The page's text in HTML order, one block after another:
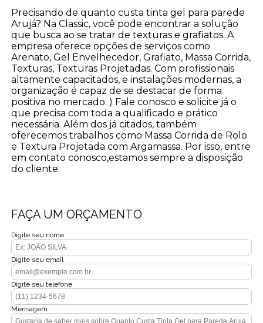
Precisando de quanto custa tinta gel para parede
Arujá? Na Classic, você pode encontrar a solução
que busca ao se tratar de texturas e grafiatos. A
empresa oferece opções de serviços como
Arenato, Gel Envelhecedor, Grafiato, Massa Corrida,
Texturas, Texturas Projetadas. Com profissionais
altamente capacitados, e instalações modernas, a
organização é capaz de se destacar de forma
positiva no mercado. ) Fale conosco e solicite já o
que precisa com toda a qualificado e prático
necessária. Além dos já citados, também
oferecemos trabalhos como Massa Corrida de Rolo
e Textura Projetada com Argamassa. Por isso, entre
em contato conosco,estamos sempre a disposição
do cliente.
FAÇA UM ORÇAMENTO
Digite seu nome
Digite seu email
Digite seu telefone
Mensagem